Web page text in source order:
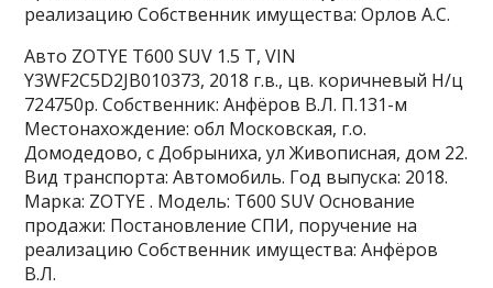
реализацию Собственник имущества: Орлов А.С.
Авто ZOTYE Т600 SUV 1.5 Т, VIN
Y3WF2C5D2JB010373, 2018 г.в., цв. коричневый Н/ц
724750р. Собственник: Анфёров В.Л. П.131-м
Местонахождение: обл Московская, г.о.
Домодедово, с Добрыниха, ул Живописная, дом 22.
Вид транспорта: Автомобиль. Год выпуска: 2018.
Марка: ZOTYE . Модель: Т600 SUV Основание
продажи: Постановление СПИ, поручение на
реализацию Собственник имущества: Анфёров
В.Л.